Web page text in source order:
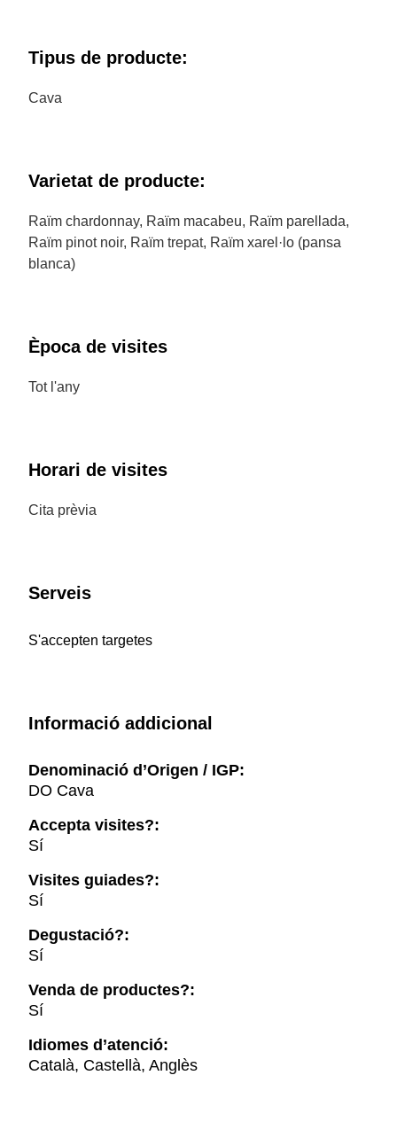
Tipus de producte:
Cava
Varietat de producte:
Raïm chardonnay, Raïm macabeu, Raïm parellada,
Raïm pinot noir, Raïm trepat, Raïm xarel·lo (pansa
blanca)
Època de visites
Tot l'any
Horari de visites
Cita prèvia
Serveis
S'accepten targetes
Informació addicional
Denominació d’Origen / IGP:
DO Cava
Accepta visites?:
Sí
Visites guiades?:
Sí
Degustació?:
Sí
Venda de productes?:
Sí
Idiomes d’atenció:
Català, Castellà, Anglès